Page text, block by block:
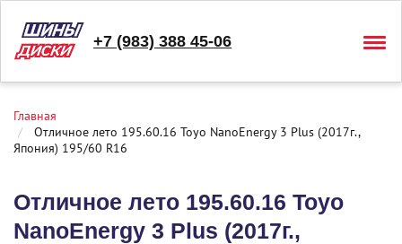
+7 (983) 388 45-06
Главная
Отличное лето 195.60.16 Toyo NanoEnergy 3 Plus (2017г.,
Япония) 195/60 R16
Отличное лето 195.60.16 Toyo
NanoEnergy 3 Plus (2017г.,